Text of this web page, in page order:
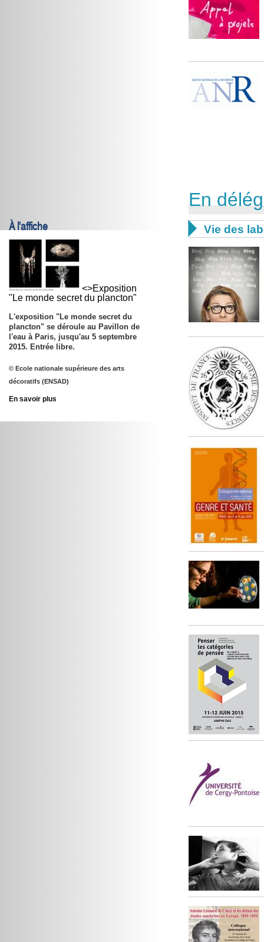
À l'affiche
<>Exposition
"Le monde secret du plancton"
L'exposition "Le monde secret du
plancton" se déroule au Pavillon de
l'eau à Paris, jusqu'au 5 septembre
2015. Entrée libre.
© Ecole nationale supérieure des arts
décoratifs (ENSAD)
En savoir plus
En
 Vie des